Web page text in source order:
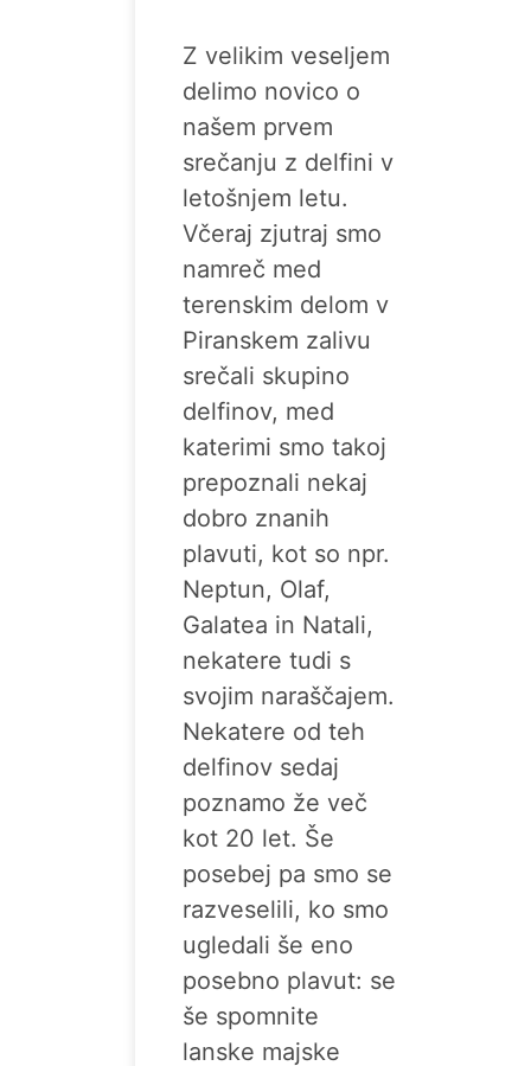
Z velikim veseljem
delimo novico o
našem prvem
srečanju z delfini v
letošnjem letu.
Včeraj zjutraj smo
namreč med
terenskim delom v
Piranskem zalivu
srečali skupino
delfinov, med
katerimi smo takoj
prepoznali nekaj
dobro znanih
plavuti, kot so npr.
Neptun, Olaf,
Galatea in Natali,
nekatere tudi s
svojim naraščajem.
Nekatere od teh
delfinov sedaj
poznamo že več
kot 20 let. Še
posebej pa smo se
razveselili, ko smo
ugledali še eno
posebno plavut: se
še spomnite
lanske majske